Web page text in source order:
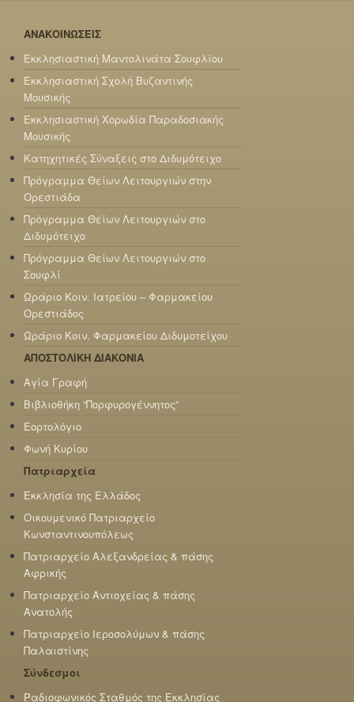
ΑΝΑΚΟΙΝΩΣΕΙΣ
Εκκλησιαστική Μαντολινάτα Σουφλίου
Εκκλησιαστική Σχολή Βυζαντινής
Μουσικής
Εκκλησιαστική Χορωδία Παραδοσιακής
Μουσικής
Κατηχητικές Σύναξεις στο Διδυμότειχο
Πρόγραμμα Θείων Λειτουργιών στην
Ορεστιάδα
Πρόγραμμα Θείων Λειτουργιών στο
Διδυμότειχο
Πρόγραμμα Θείων Λειτουργιών στο
Σουφλί
Ωράριο Κοιν. Ιατρείου – Φαρμακείου
Ορεστιάδος
Ωράριο Κοιν. Φαρμακείου Διδυμοτείχου
ΑΠΟΣΤΟΛΙΚΗ ΔΙΑΚΟΝΙΑ
Αγία Γραφή
Βιβλιοθήκη “Πορφυρογέννητος”
Εορτολόγιο
Φωνή Κυρίου
Πατριαρχεία
Εκκλησία της Ελλάδος
Οικουμενικό Πατριαρχείο
Κωνσταντινουπόλεως
Πατριαρχείο Αλεξανδρείας & πάσης
Αφρικής
Πατριαρχείο Αντιοχείας & πάσης
Ανατολής
Πατριαρχείο Ιεροσολύμων & πάσης
Παλαιστίνης
Σύνδεσμοι
Ραδιοφωνικός Σταθμός της Εκκλησίας